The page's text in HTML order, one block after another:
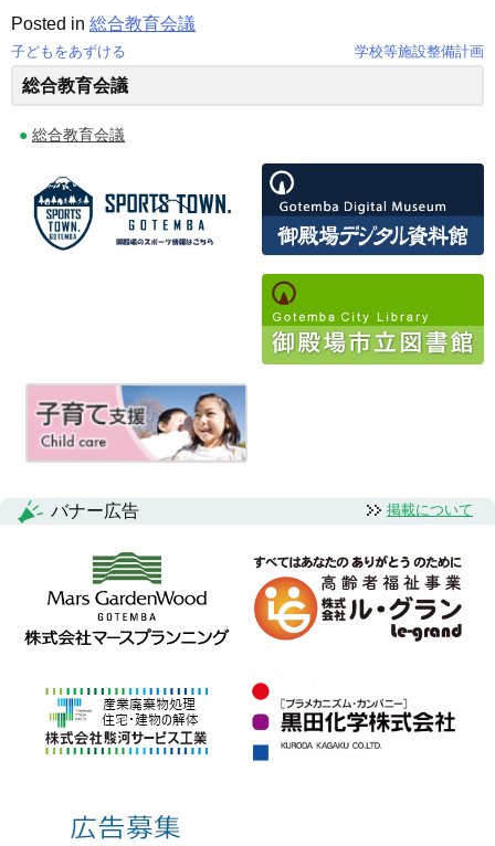
Posted in 総合教育会議
投
子どもをあずける 学校等施設整備計画
総合教育会議
総合教育会議
バナー広告 掲載について